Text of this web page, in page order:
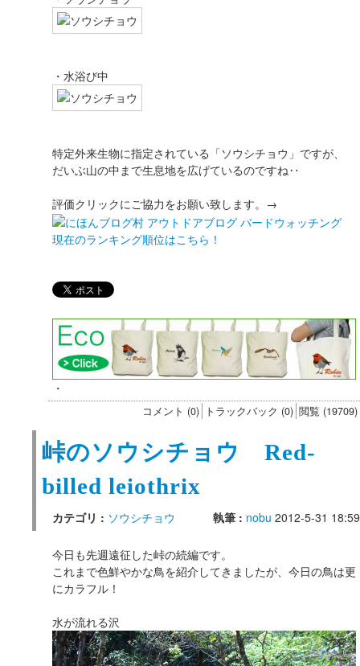
・水浴び中
特定外来生物に指定されている「ソウシチョウ」ですが、
だいぶ山の中まで生息地を広げているのですね‥
評価クリックにご協力をお願い致します。→
現在のランキング順位はこちら！
・
コメント (0) トラックバック (0) 閲覧 (19709)
峠のソウシチョウ Red-
billed leiothrix
カテゴリ : ソウシチョウ 執筆 : nobu 2012-5-31 18:59
今日も先週遠征した峠の続編です。
これまで色鮮やかな鳥を紹介してきましたが、今日の鳥は更
にカラフル！
水が流れる沢